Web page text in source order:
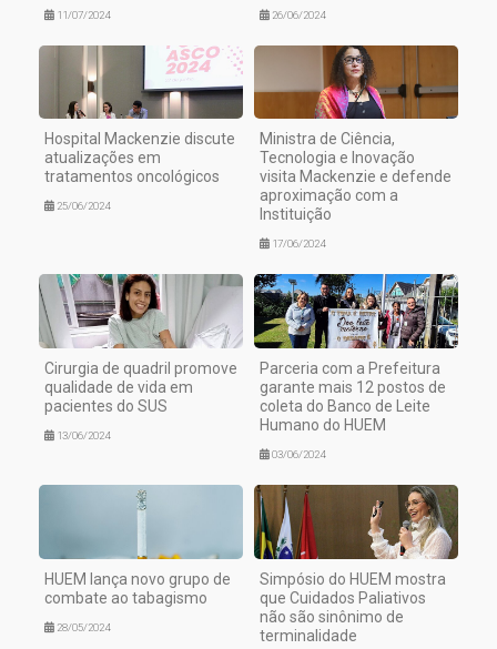
11/07/2024 26/06/2024
Hospital Mackenzie discute
atualizações em
tratamentos oncológicos
25/06/2024
Ministra de Ciência,
Tecnologia e Inovação
visita Mackenzie e defende
aproximação com a
Instituição
17/06/2024
Cirurgia de quadril promove
qualidade de vida em
pacientes do SUS
13/06/2024
Parceria com a Prefeitura
garante mais 12 postos de
coleta do Banco de Leite
Humano do HUEM
03/06/2024
HUEM lança novo grupo de
combate ao tabagismo
28/05/2024
Simpósio do HUEM mostra
que Cuidados Paliativos
não são sinônimo de
terminalidade